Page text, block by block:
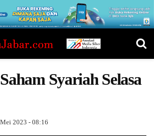
Syariah Selasa
2023 - 08:16